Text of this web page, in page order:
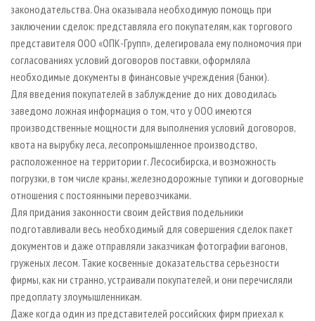
законодательства. Она оказывала необходимую помощь при
заключении сделок: представляла его покупателям, как торгового
представителя ООО «ОПК-Групп», делегировала ему полномочия при
согласованиях условий договоров поставки, оформляла
необходимые документы в финансовые учреждения (банки).
Для введения покупателей в заблуждение до них доводилась
заведомо ложная информация о том, что у ООО имеются
производственные мощности для выполнения условий договоров,
квота на вырубку леса, лесопромышленное производство,
расположенное на территории г. Лесосибирска, и возможность
погрузки, в том числе краны, железнодорожные тупики и договорные
отношения с постоянными перевозчиками.
Для придания законности своим действия подельники
подготавливали весь необходимый для совершения сделок пакет
документов и даже отправляли заказчикам фотографии вагонов,
груженых лесом. Такие косвенные доказательства серьезности
фирмы, как ни странно, устраивали покупателей, и они перечисляли
предоплату злоумышленникам.
Даже когда один из представителей российских фирм приехал к